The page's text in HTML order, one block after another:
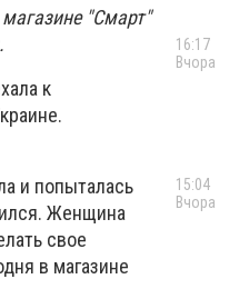
"Смарт"
к
и попыталась
Женщина
свое
в магазине
16:17
Вчора
15:04
Вчора